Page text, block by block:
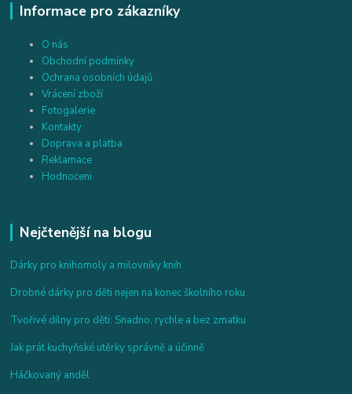
Informace pro zákazníky
O nás
Obchodní podmínky
Ochrana osobních údajů
Vrácení zboží
Fotogalerie
Kontakty
Doprava a platba
Reklamace
Hodnoceni
Nejčtenější na blogu
Dárky pro knihomoly a milovníky knih
Drobné dárky pro děti nejen na konec školního roku
Tvořivé dílny pro děti: Snadno, rychle a bez zmatku
Jak prát kuchyňské utěrky správně a účinně
Háčkovaný anděl